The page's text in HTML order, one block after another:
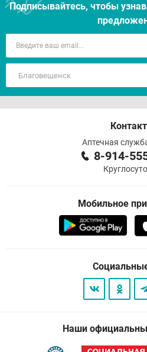
Подписывайтесь, чтобы
Аптечная
8-914-
Мобильное
Наши